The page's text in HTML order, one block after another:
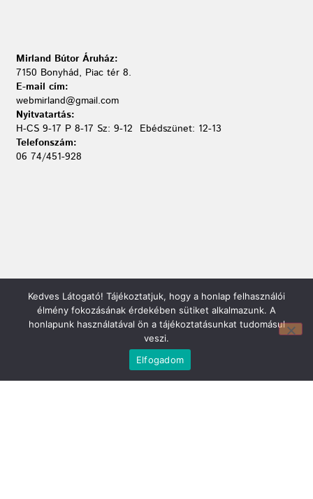
Mirland Lakberendezési Áruház:
7100 Szekszárd, Fáy András u. 29
Mirland Bútor Áruház:
7150 Bonyhád, Piac tér 8.
E-mail cím:
webmirland@gmail.com
Nyitvatartás:
H-CS 9-17 P 8-17 Sz: 9-12 Ebédszünet: 12-13
Telefonszám:
06 74/451-928
Kedves Látogató! Tájékoztatjuk, hogy a honlap felhasználói
élmény fokozásának érdekében sütiket alkalmazunk. A
honlapunk használatával ön a tájékoztatásunkat tudomásul
veszi.
Elfogadom